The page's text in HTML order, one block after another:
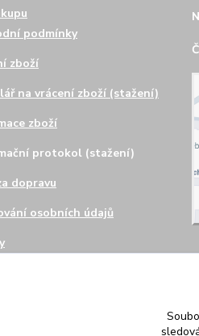
podmínky
zboží
na vrácení zboží (stažení)
zboží
protokol (stažení)
dopravu
osobních údajů